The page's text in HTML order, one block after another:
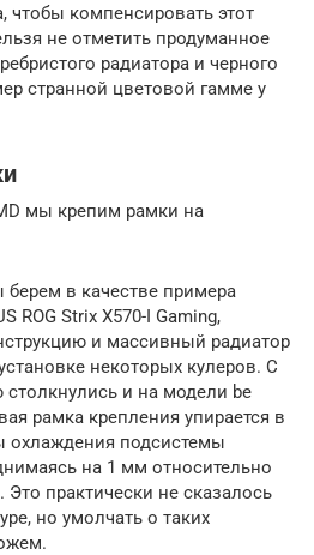
чтобы компенсировать этот
не отметить продуманное
радиатора и черного
странной цветовой гамме у
мы крепим рамки на
в качестве примера
ROG Strix X570-I Gaming,
и массивный радиатор
некоторых кулеров. С
и на модели be
рамка крепления упирается в
охлаждения подсистемы
на 1 мм относительно
практически не сказалось
но умолчать о таких